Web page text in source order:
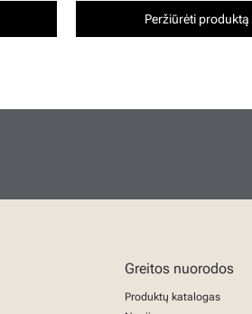
Peržiūrėti produktą
Greitos nuorodos
Produktų katalogas